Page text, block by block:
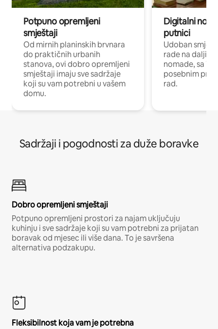
Potpuno opremljeni
smještaji
Od mirnih planinskih brvnara
do praktičnih urbanih
stanova, ovi dobro opremljeni
smještaji imaju sve sadržaje
koji su vam potrebni u vašem
domu.
Digitalni
putnici
Udoban
rade na
nomade, sa
posebnim
rad.
Sadržaji i pogodnosti za duže boravke
Dobro opremljeni smještaji
Potpuno opremljeni prostori za najam uključuju
kuhinju i sve sadržaje koji su vam potrebni za prijatan
boravak od mjesec ili više dana. To je savršena
alternativa podzakupu.
Fleksibilnost koja vam je potrebna